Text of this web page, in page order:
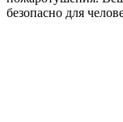
безопасно для